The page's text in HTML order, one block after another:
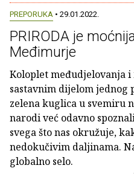
PREPORUKA • 29.01.2022.
PRIRODA je
Međimurje
Koloplet međudjelovanja i
sastavnim dijelom jednog
zelena kuglica u svemiru
narodi već odavno
svega što nas okružuje,
nedokučivim daljinama.
globalno selo.